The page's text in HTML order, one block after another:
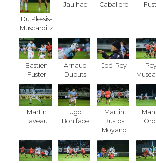
Du Plessis-
Muscarditz
Jaulhac
Caballero
Bastien
Fuster
Arnaud
Duputs
Joël Rey
Martin
Laveau
Ugo
Boniface
Martin
Bustos
Moyano